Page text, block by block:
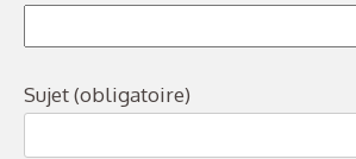
Sujet (obligatoire)